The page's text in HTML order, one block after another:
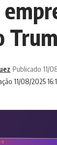
11/08/2025
Publicado 11/